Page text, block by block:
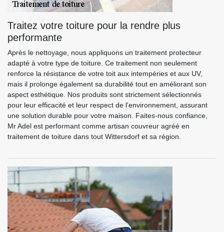
Traitez votre toiture pour la rendre plus
performante
Après le nettoyage, nous appliquons un traitement protecteur
adapté à votre type de toiture. Ce traitement non seulement
renforce la résistance de votre toit aux intempéries et aux UV,
mais il prolonge également sa durabilité tout en améliorant son
aspect esthétique. Nos produits sont strictement sélectionnés
pour leur efficacité et leur respect de l'environnement, assurant
une solution durable pour votre maison. Faites-nous confiance,
Mr Adel est performant comme artisan couvreur agréé en
traitement de toiture dans tout Wittersdorf et sa région.